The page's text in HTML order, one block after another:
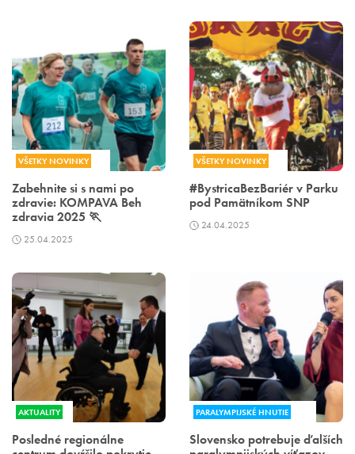
VŠETKY NOVINKY
Zabehnite si s nami po
zdravie: KOMPAVA Beh
zdravia 2025 🏃
25.04.2025
VŠETKY NOVINKY
#BystricaBezBariér v Parku
pod Pamätníkom SNP
24.04.2025
AKTUALITY
Posledné regionálne
PARALYMPIJSKÉ HNUTIE
Slovensko potrebuje ďalších